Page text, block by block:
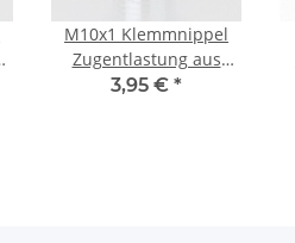
M10x1 Klemmnippel
Zugentlastung aus
Metall Verchromt mit
3,95 € *